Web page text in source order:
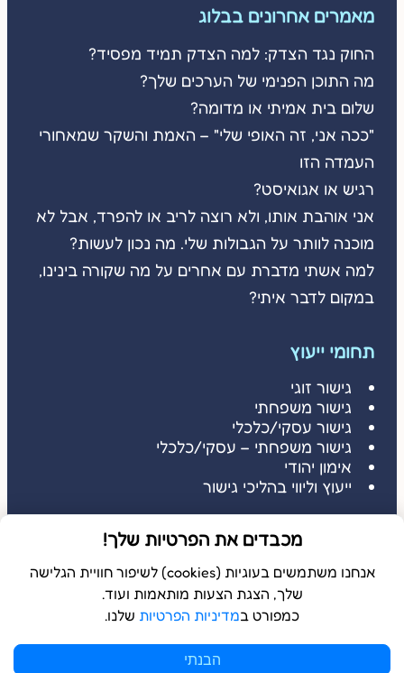
מאמרים אחרונים בבלוג
החוק נגד הצדק: למה הצדק תמיד מפסיד?
מה התוכן הפנימי של הערכים שלך?
שלום בית אמיתי או מדומה?
"ככה אני, זה האופי שלי" – האמת והשקר שמאחורי
העמדה הזו
רגיש או אגואיסט?
אני אוהבת אותו, ולא רוצה לריב או להפרד, אבל לא
מוכנה לוותר על הגבולות שלי. מה נכון לעשות?
למה אשתי מדברת עם אחרים על מה שקורה בינינו,
במקום לדבר איתי?
תחומי ייעוץ
גישור זוגי
גישור משפחתי
גישור עסקי/כלכלי
גישור משפחתי – עסקי/כלכלי
אימון יהודי
ייעוץ וליווי בהליכי גישור
דברו איתי
דברו איתי: 052-3686485
שלחו הודעה: 052-3686485
מכבדים את הפרטיות שלך!
אנחנו משתמשים בעוגיות (cookies) לשיפור חוויית הגלישה
שלך, הצגת הצעות מותאמות ועוד.
כמפורט במדיניות הפרטיות שלנו.
הבנתי